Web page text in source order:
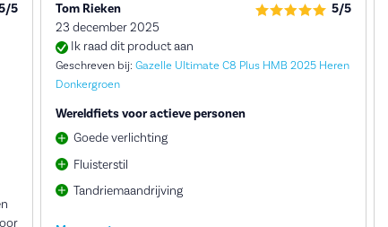
5
Tom Rieken
23 december 2025
5/5
Ik raad dit product aan
Geschreven bij: Gazelle Ultimate C8 Plus HMB 2025 Heren
Donkergroen
Wereldfiets voor actieve personen
Goede verlichting
Fluisterstil
Tandriemaandrijving